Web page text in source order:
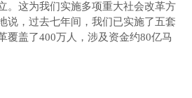
。这为我们实施多项重大社会改革方
说，过去七年间，我们已实施了五套
覆盖了400万人，涉及资金约80亿马